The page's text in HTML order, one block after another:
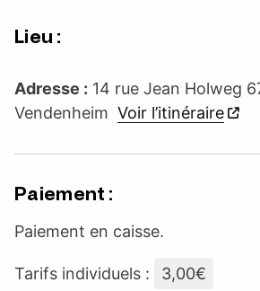
Lieu :
Adresse : 14 rue Jean Holweg
Vendenheim Voir l’itinéraire
Paiement :
Paiement en caisse.
Tarifs individuels : 3,00€